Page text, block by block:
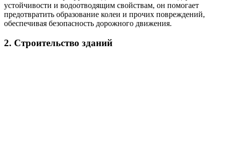
устойчивости и водоотводящим свойствам, он помогает
предотвратить образование колеи и прочих повреждений,
обеспечивая безопасность дорожного движения.
2. Строительство зданий